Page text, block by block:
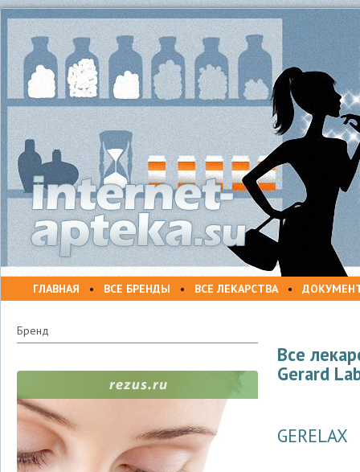
ГЛАВНАЯ • ВСЕ БРЕНДЫ • ВСЕ ЛЕКАРСТВА•
Бренд
Все
Gerard
GERELAX